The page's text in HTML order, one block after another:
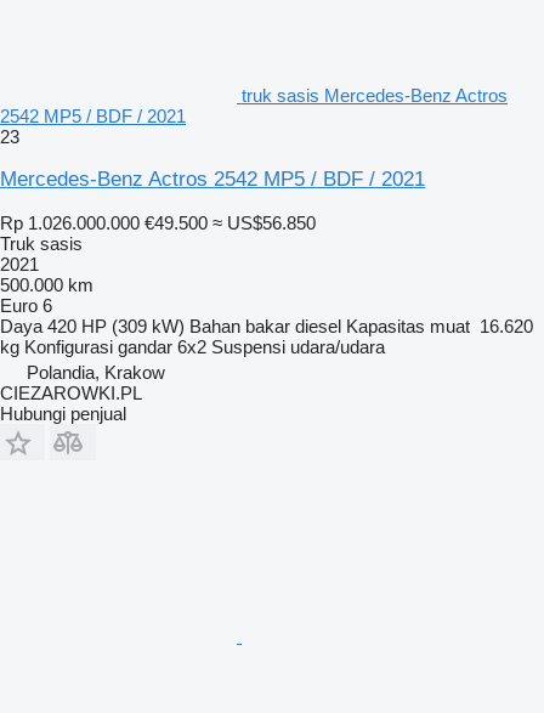
truk sasis Mercedes-Benz Actros
2542 MP5 / BDF / 2021
23
Mercedes-Benz Actros 2542 MP5 / BDF / 2021
Rp 1.026.000.000 €49.500 ≈ US$56.850
Truk sasis
2021
500.000 km
Euro 6
Daya 420 HP (309 kW) Bahan bakar diesel Kapasitas muat 16.620
kg Konfigurasi gandar 6x2 Suspensi udara/udara
Polandia, Krakow
CIEZAROWKI.PL
Hubungi penjual